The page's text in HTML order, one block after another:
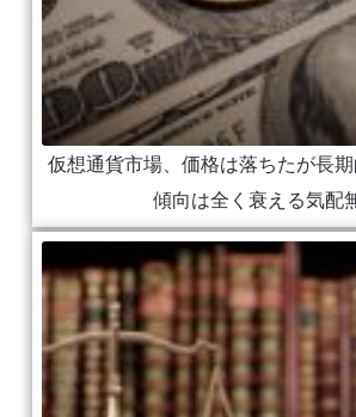
仮想通貨市場、価格は落ちたが長
傾向は全く衰える気配